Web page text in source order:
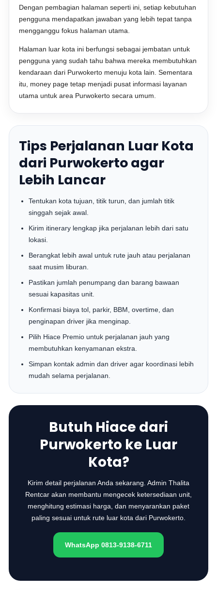
Dengan pembagian halaman seperti ini, setiap kebutuhan
pengguna mendapatkan jawaban yang lebih tepat tanpa
mengganggu fokus halaman utama.
Halaman luar kota ini berfungsi sebagai jembatan untuk
pengguna yang sudah tahu bahwa mereka membutuhkan
kendaraan dari Purwokerto menuju kota lain. Sementara
itu, money page tetap menjadi pusat informasi layanan
utama untuk area Purwokerto secara umum.
Tips Perjalanan Luar Kota
dari Purwokerto agar
Lebih Lancar
Tentukan kota tujuan, titik turun, dan jumlah titik
singgah sejak awal.
Kirim itinerary lengkap jika perjalanan lebih dari satu
lokasi.
Berangkat lebih awal untuk rute jauh atau perjalanan
saat musim liburan.
Pastikan jumlah penumpang dan barang bawaan
sesuai kapasitas unit.
Konfirmasi biaya tol, parkir, BBM, overtime, dan
penginapan driver jika menginap.
Pilih Hiace Premio untuk perjalanan jauh yang
membutuhkan kenyamanan ekstra.
Simpan kontak admin dan driver agar koordinasi lebih
mudah selama perjalanan.
Butuh Hiace dari
Purwokerto ke Luar
Kota?
Kirim detail perjalanan Anda sekarang. Admin Thalita
Rentcar akan membantu mengecek ketersediaan unit,
menghitung estimasi harga, dan menyarankan paket
paling sesuai untuk rute luar kota dari Purwokerto.
WhatsApp 0813-9138-6711